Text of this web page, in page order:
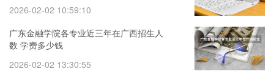
2026-02-02 10:59:10
广东金融学院各专业近三年在广西招生人
数 学费多少钱
2026-02-02 13:30:55